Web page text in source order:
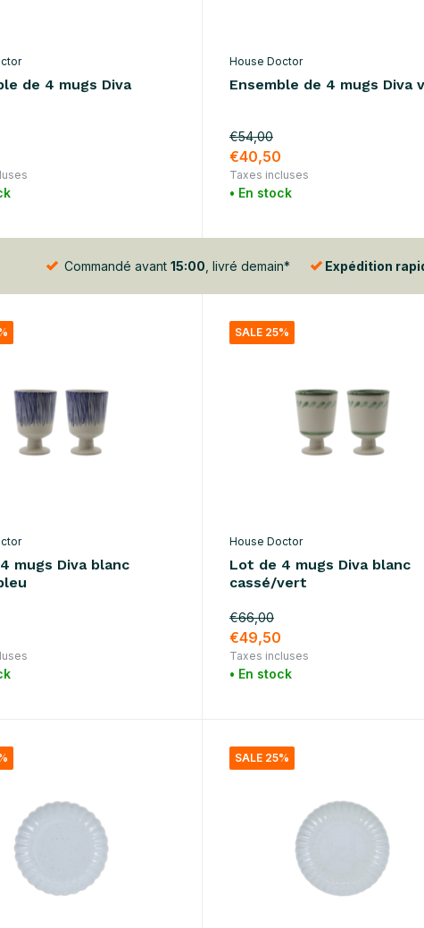
de 4 mugs Diva
House Doctor
Ensemble de 4 mugs Diva
€54,00
€40,50
Taxes incluses
• En stock
Commandé avant 15:00 , livré demain* Expédition
mugs Diva blanc
SALE 25%
House Doctor
Lot de 4 mugs Diva blanc
cassé/vert
€66,00
€49,50
Taxes incluses
• En stock
SALE 25%